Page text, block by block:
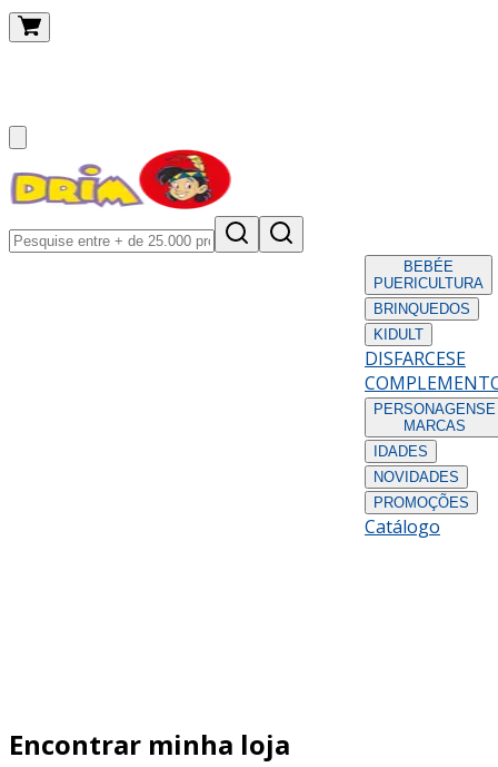
BEBÉE
PUERICULTURA
BRINQUEDOS
KIDULT
DISFARCESE
PERSONAGENS E
MARCAS
IDADES
NOVIDADES
PROMOÇÕES
Catálogo
Encontrar minha loja